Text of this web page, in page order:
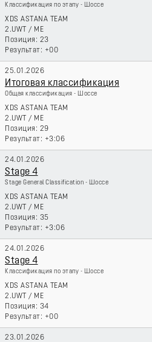
Классификация по этапу - Шоссе
XDS ASTANA TEAM
2.UWT / ME
23
+00
25.01.2026
Итоговая классификация
Общая классификация - Шоссе
XDS ASTANA TEAM
2.UWT / ME
29
+3:06
24.01.2026
Stage 4
Stage General Classification - Шоссе
XDS ASTANA TEAM
2.UWT / ME
35
+3:06
24.01.2026
Stage 4
Классификация по этапу - Шоссе
XDS ASTANA TEAM
2.UWT / ME
34
+00
23.01.2026